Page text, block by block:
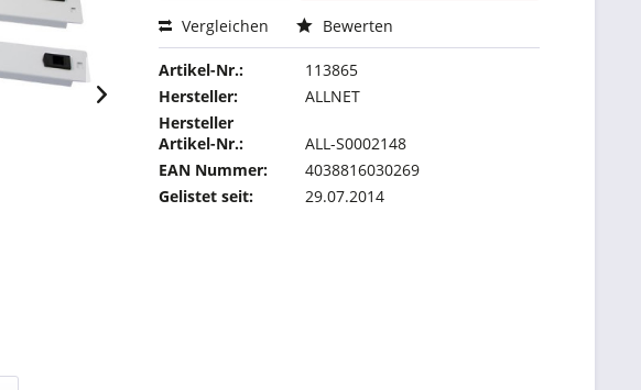
Vergleichen Bewerten
Artikel-Nr.:
113865
Hersteller:
ALLNET
Hersteller
Artikel-Nr.:
ALL-S0002148
EAN Nummer:
4038816030269
Gelistet seit:
29.07.2014